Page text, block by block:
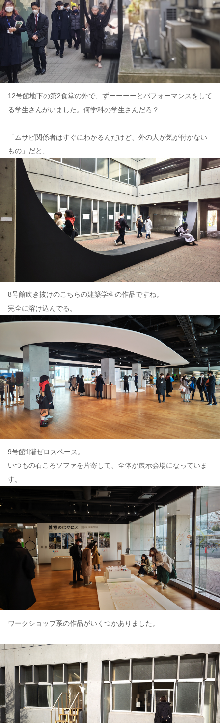
12号館地下の第2食堂の外で、ずーーーーとパフォーマンスをして
る学生さんがいました。何学科の学生さんだろ？
「ムサビ関係者はすぐにわかるんだけど、外の人が気が付かない
もの」だと、
8号館吹き抜けのこちらの建築学科の作品ですね。
完全に溶け込んでる。
9号館1階ゼロスペース。
いつもの石ころソファを片寄して、全体が展示会場になっていま
す。
ワークショップ系の作品がいくつかありました。